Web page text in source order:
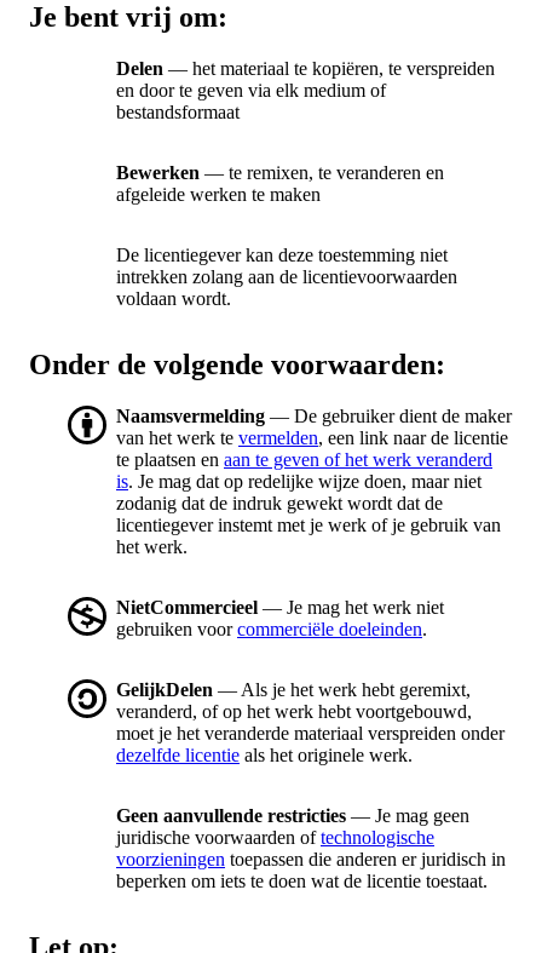
Je bent vrij om:
Delen — het materiaal te kopiëren, te verspreiden
en door te geven via elk medium of
bestandsformaat
Bewerken — te remixen, te veranderen en
afgeleide werken te maken
De licentiegever kan deze toestemming niet
intrekken zolang aan de licentievoorwaarden
voldaan wordt.
Onder de volgende voorwaarden:
Naamsvermelding — De gebruiker dient de maker
van het werk te vermelden, een link naar de licentie
te plaatsen en aan te geven of het werk veranderd
is. Je mag dat op redelijke wijze doen, maar niet
zodanig dat de indruk gewekt wordt dat de
licentiegever instemt met je werk of je gebruik van
het werk.
NietCommercieel — Je mag het werk niet
gebruiken voorcommerciële doeleinden.
GelijkDelen — Als je het werk hebt geremixt,
veranderd, of op het werk hebt voortgebouwd,
moet je het veranderde materiaal verspreiden onder
dezelfde licentie als het originele werk.
Geen aanvullende restricties — Je mag geen
juridische voorwaarden oftechnologische
voorzieningen toepassen die anderen er juridisch in
beperken om iets te doen wat de licentie toestaat.